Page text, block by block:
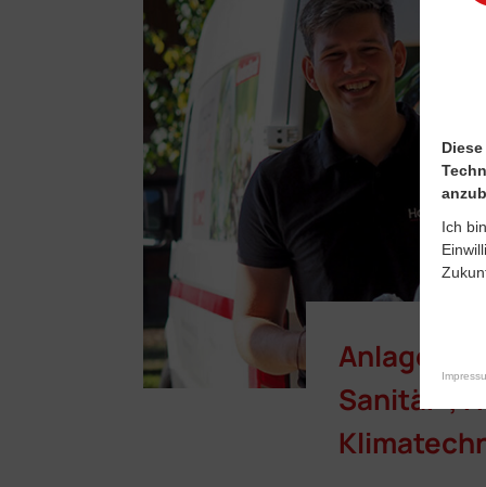
Sanitär-,
Ich